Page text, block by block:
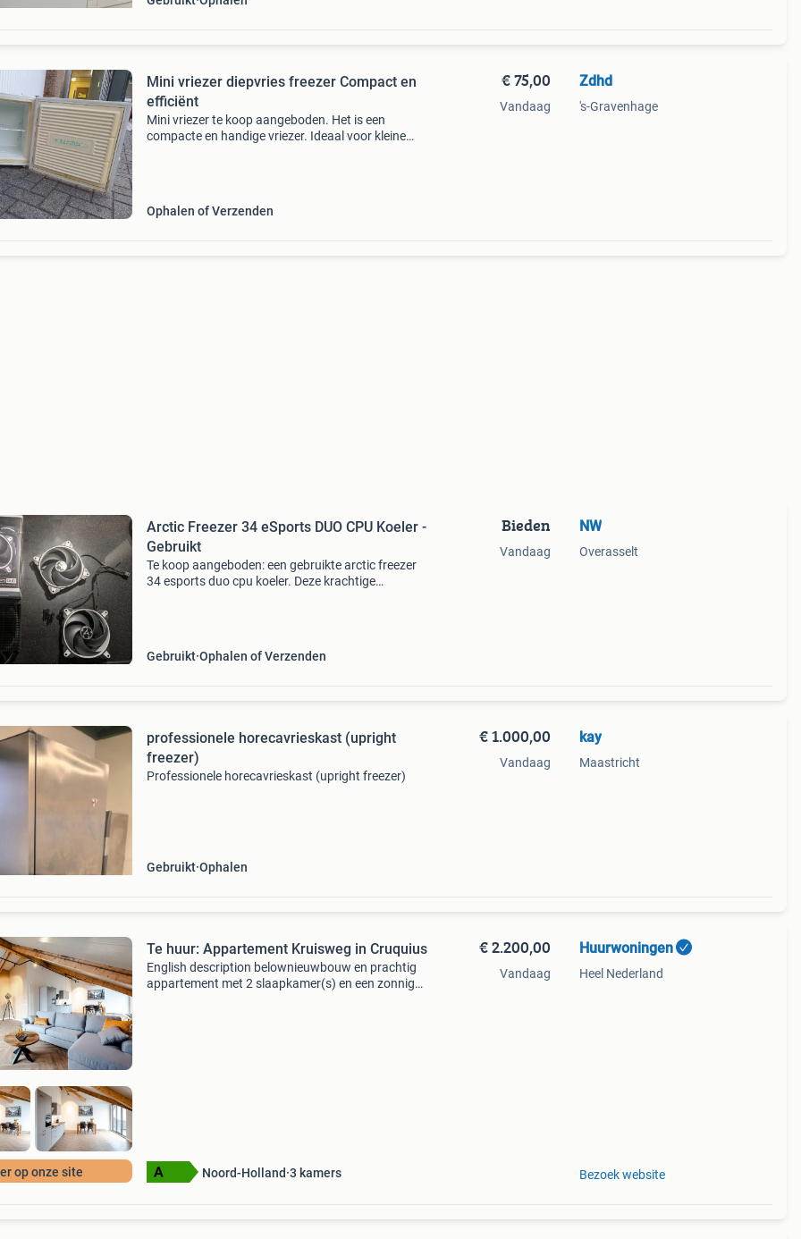
Mini vriezer diepvries freezer Compact en
efficiënt
Mini vriezer te koop aangeboden. Het is een
compacte en handige vriezer. Ideaal voor kleine
Ophalen of Verzenden
€ 75,00
Vandaag
Zdhd
's-Gravenhage
Arctic Freezer 34 eSports DUO CPU Koeler -
Gebruikt
Te koop aangeboden: een gebruikte arctic freezer
34 esports duo cpu koeler. Deze krachtige
Gebruikt Ophalen of Verzenden
Bieden
Vandaag
NW
Overasselt
professionele horecavrieskast (upright
freezer)
Professionele horecavrieskast (upright freezer)
Gebruikt Ophalen
€ 1.000,00
Vandaag
kay
Maastricht
op onze site
Te huur: Appartement Kruisweg in Cruquius
English description belownieuwbouw en prachtig
appartement met 2 slaapkamer(s) en een zonnig
Noord-Holland 3 kamers
€ 2.200,00
Vandaag
Huurwoningen
Heel Nederland
Bezoek website